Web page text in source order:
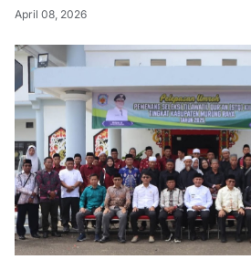
April 08, 2026